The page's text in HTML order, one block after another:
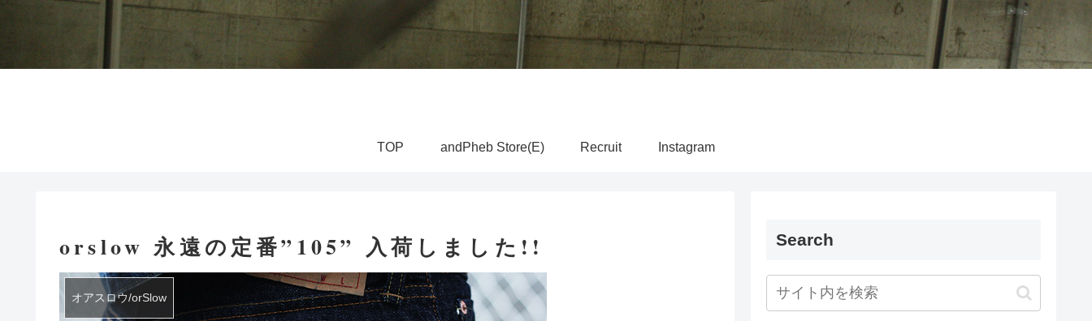
TOP andPheb Store(E) Recruit Instagram
orslow 永遠の定番”105” 入荷しました!!
オアスロウ/orSlow
Search